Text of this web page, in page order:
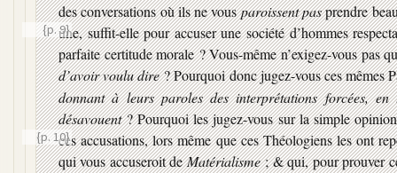
des conversations où ils ne vousparoissent pasprendre
une, suffit-elle pour accuser une société d’hommes
{p. 9}
parfaite certitude morale ? Vous-même n’exigez-vous pas
d’avoir voulu dire? Pourquoi donc jugez-vous ces mêmes
donnant à leurs paroles des interprétations forcées,
désavouent? Pourquoi les jugez-vous sur la simple
ces accusations, lors même que ces Théologiens les ont
{p. 10}
qui vous accuseroit deMatérialisme; & qui, pour prouver